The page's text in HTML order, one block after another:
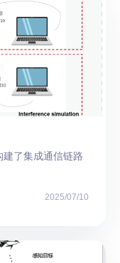
了集成通信链路
2025/07/10